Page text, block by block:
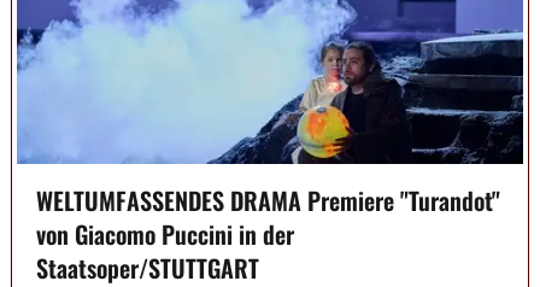
WELTUMFASSENDES DRAMA Premiere "Turandot"
von Giacomo Puccini in der
Staatsoper/STUTTGART